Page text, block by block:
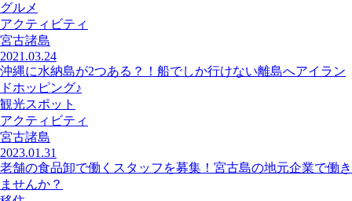
グルメ
アクティビティ
宮古諸島
2021.03.24
沖縄に水納島が2つある？！船でしか行けない離島へアイラン
ドホッピング♪
観光スポット
アクティビティ
宮古諸島
2023.01.31
老舗の食品卸で働くスタッフを募集！宮古島の地元企業で働き
ませんか？